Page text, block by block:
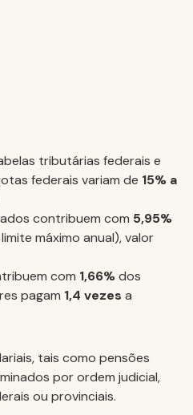
tributárias federais e
federais variam de 15% a
contribuem com 5,95%
máximo anual), valor
com 1,66%dos
pagam 1,4 vezes a
tais como pensões
por ordem judicial,
ou provinciais.